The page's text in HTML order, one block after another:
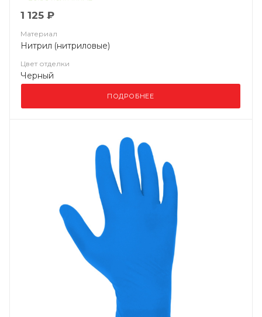
1 125 ₽
Материал
Нитрил (нитриловые)
Цвет отделки
Черный
ПОДРОБНЕЕ